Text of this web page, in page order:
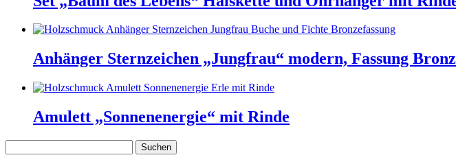
Anhänger Sternzeichen „Jungfrau“ modern, Fassung
Amulett „Sonnenenergie“ mit Rinde
nach: